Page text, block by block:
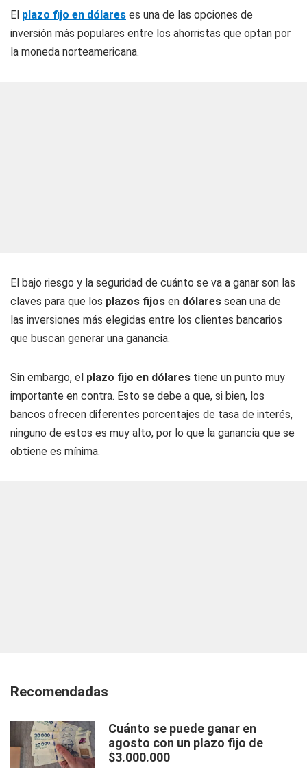
El plazo fijo en dólares es una de las opciones de
inversión más populares entre los ahorristas que optan por
la moneda norteamericana.
El bajo riesgo y la seguridad de cuánto se va a ganar son las
claves para que los plazos fijos en dólares sean una de
las inversiones más elegidas entre los clientes bancarios
que buscan generar una ganancia.
Sin embargo, el plazo fijo en dólares tiene un punto muy
importante en contra. Esto se debe a que, si bien, los
bancos ofrecen diferentes porcentajes de tasa de interés,
ninguno de estos es muy alto, por lo que la ganancia que se
obtiene es mínima.
Recomendadas
Cuánto se puede ganar en
agosto con un plazo fijo de
$3.000.000